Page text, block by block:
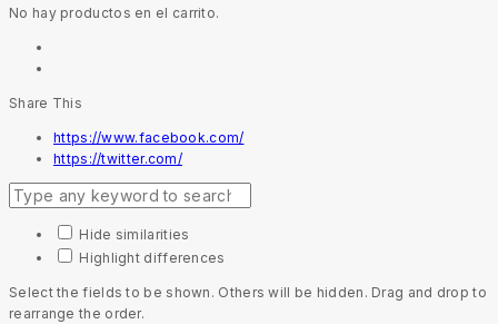
No hay productos en el carrito.
Share This
https://www.facebook.com/
https://twitter.com/
Hide similarities
Highlight differences
Select the fields to be shown. Others will be hidden. Drag and drop to
rearrange the order.